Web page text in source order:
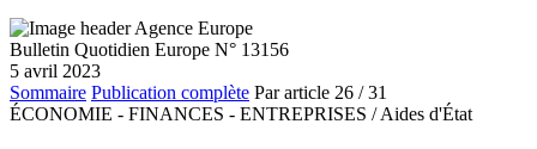
Bulletin Quotidien Europe N° 13156
5 avril 2023
Sommaire Publication complète Par article 26 / 31
ÉCONOMIE - FINANCES - ENTREPRISES / Aides d'État